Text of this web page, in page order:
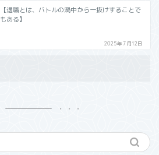
【退職とは、バトルの渦中から一抜けすることで
もある】
2025年7月12日